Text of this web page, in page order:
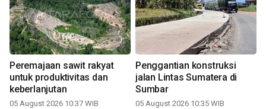
Peremajaan sawit rakyat
untuk produktivitas dan
keberlanjutan
05 August 2026 10:37 WIB
Penggantian konstruksi
jalan Lintas Sumatera di
Sumbar
05 August 2026 10:35 WIB